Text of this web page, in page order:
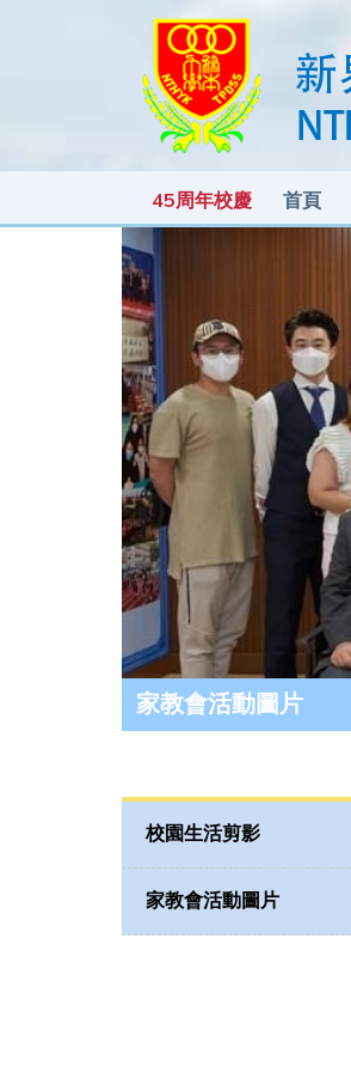
45周年校慶 首頁
家教會活動圖片
校園生活剪影
家教會活動圖片